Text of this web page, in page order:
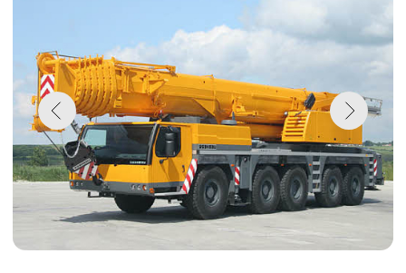
Грузоподъемность .................200
т
Вылет стрелы .................72 м
Удлинитель (гусек) .................21
м
Оставить заявку
23 000 руб.